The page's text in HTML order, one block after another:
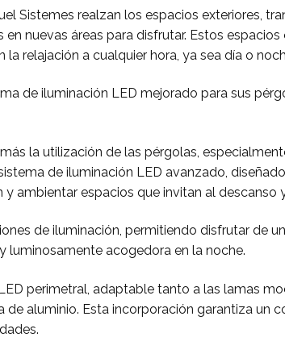
Sistemes realzan los espacios exteriores,
en nuevas áreas para disfrutar. Estos
relajación a cualquier hora, ya sea día o
de iluminación LED mejorado para sus
la utilización de las pérgolas,
de iluminación LED avanzado,
ambientar espacios que invitan al descanso
de iluminación, permitiendo disfrutar de
luminosamente acogedora en la noche.
perimetral, adaptable tanto a las lamas
aluminio. Esta incorporación garantiza un